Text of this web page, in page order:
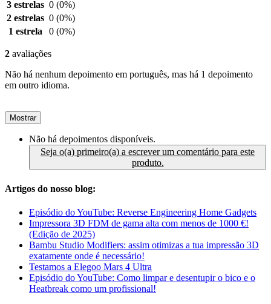
3 estrelas 0 (0%)
2 estrelas 0 (0%)
1 estrela
0 (0%)
2 avaliações
Não há nenhum depoimento em português, mas há 1 depoimento
em outro idioma.
Mostrar
Não há depoimentos disponíveis.
Seja o(a) primeiro(a) a escrever um comentário para este
produto.
Artigos do nosso blog:
Episódio do YouTube: Reverse Engineering Home Gadgets
Impressora 3D FDM de gama alta com menos de 1000 €!
(Edição de 2025)
Bambu Studio Modifiers: assim otimizas a tua impressão 3D
exatamente onde é necessário!
Testamos a Elegoo Mars 4 Ultra
Episódio do YouTube: Como limpar e desentupir o bico e o
Heatbreak como um profissional!